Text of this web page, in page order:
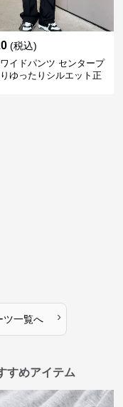
(税込)
イドパンツ センタープ
ゆったりシルエット正
ツ一覧へ ›
すめアイテム